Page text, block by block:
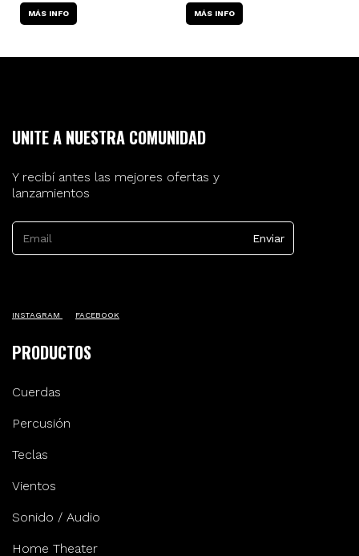
MÁS INFO
270 (48 VOCES)
MÁS INFO
UNITE A NUESTRA COMUNIDAD
Y recibí antes las mejores ofertas y
lanzamientos
INSTAGRAM FACEBOOK
PRODUCTOS
Cuerdas
Percusión
Teclas
Vientos
Sonido / Audio
Home Theater